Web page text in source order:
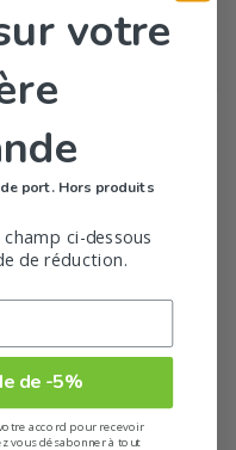
votre
port. Hors produits
ci-dessous
de réduction.
de -5%
accord pour recevoir
vous désabonner à tout